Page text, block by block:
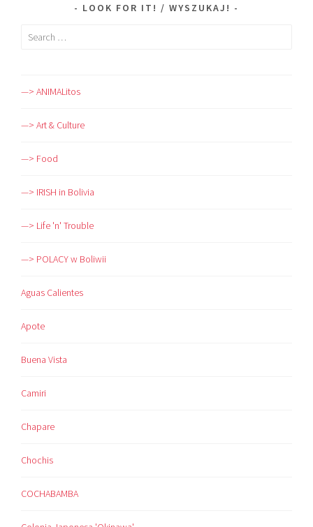
LOOK FOR IT! / WYSZUKAJ!
Search
—> ANIMALitos
—> Art & Culture
—> Food
—> IRISH in Bolivia
—> Life 'n' Trouble
—> POLACY w Boliwii
Aguas Calientes
Apote
Buena Vista
Camiri
Chapare
Chochis
COCHABAMBA